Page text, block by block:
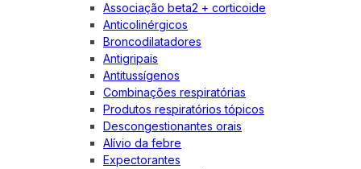
Associação beta2 + corticoide
Anticolinérgicos
Broncodilatadores
Antigripais
Antitussígenos
Combinações respiratórias
Produtos respiratórios tópicos
Descongestionantes orais
Alívio da febre
Expectorantes